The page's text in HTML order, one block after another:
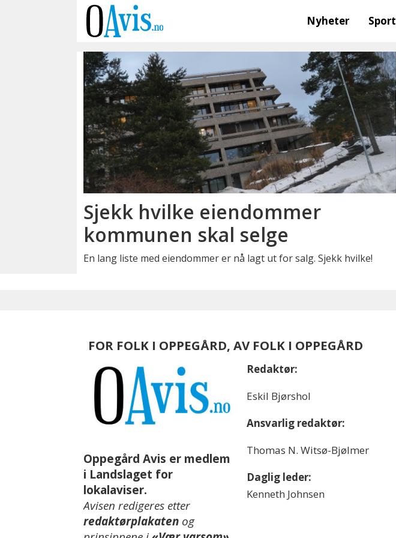
Nyheter Sport
bygninger
Sjekk hvilke eiendommer
kommunen skal selge
En lang liste med eiendommer er nå lagt ut for salg. Sjekk hvilke!
FOR FOLK I OPPEGÅRD, AV FOLK I OPPEGÅRD
Oppegård Avis er medlem
i Landslaget for
lokalaviser.
Avisen redigeres etter
redaktørplakaten og
Redaktør:
Eskil Bjørshol
Ansvarlig redaktør:
Thomas N. Witsø-Bjølmer
Daglig leder:
Kenneth Johnsen